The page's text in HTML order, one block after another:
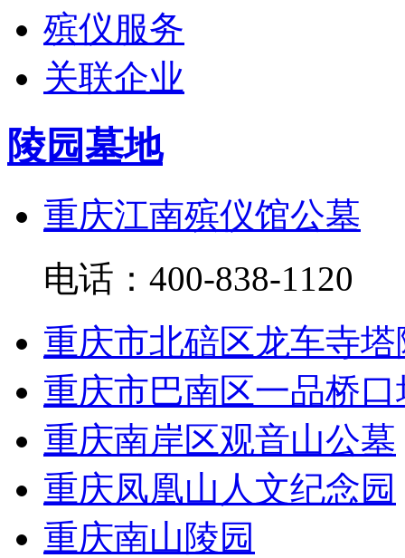
殡仪服务
关联企业
陵园墓地
重庆江南殡仪馆公墓
电话：400-838-1120
重庆市北碚区龙车寺塔
重庆市巴南区一品桥
重庆南岸区观音山公墓
重庆凤凰山人文纪念园
重庆南山陵园